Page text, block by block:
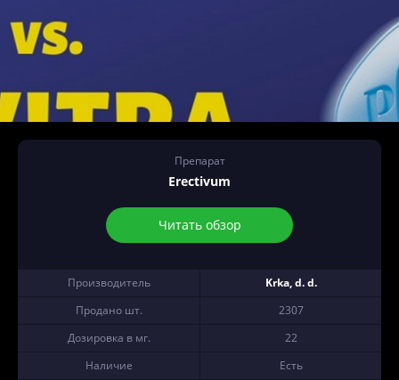
Препарат
Erectivum
Читать обзор
Производитель
Krka, d. d.
Продано шт.
2307
Дозировка в мг.
22
Наличие
Есть